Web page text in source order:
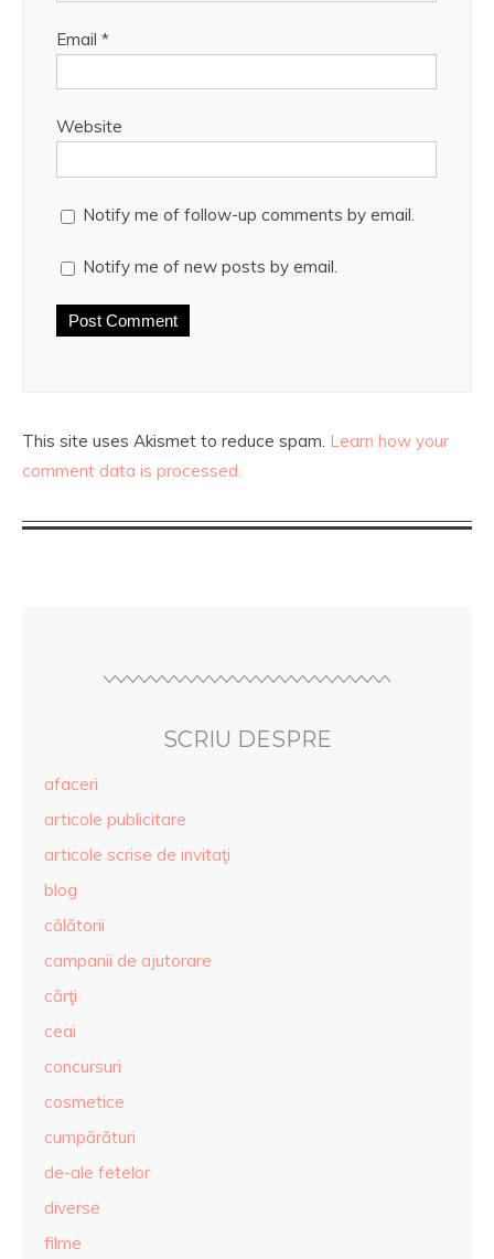
Email *
Website
Notify me of follow-up comments by email.
Notify me of new posts by email.
This site uses Akismet to reduce spam. Learn how your
comment data is processed.
SCRIU DESPRE
afaceri
articole publicitare
articole scrise de invitaţi
blog
călătorii
campanii de ajutorare
cărţi
ceai
concursuri
cosmetice
cumpărături
de-ale fetelor
diverse
filme